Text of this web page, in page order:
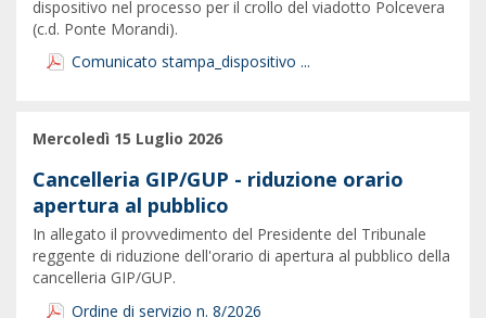
dispositivo nel processo per il crollo del viadotto Polcevera
(c.d. Ponte Morandi).
Comunicato stampa_dispositivo ...
Mercoledì 15 Luglio 2026
Cancelleria GIP/GUP - riduzione orario
apertura al pubblico
In allegato il provvedimento del Presidente del Tribunale
reggente di riduzione dell'orario di apertura al pubblico della
cancelleria GIP/GUP.
Ordine di servizio n. 8/2026